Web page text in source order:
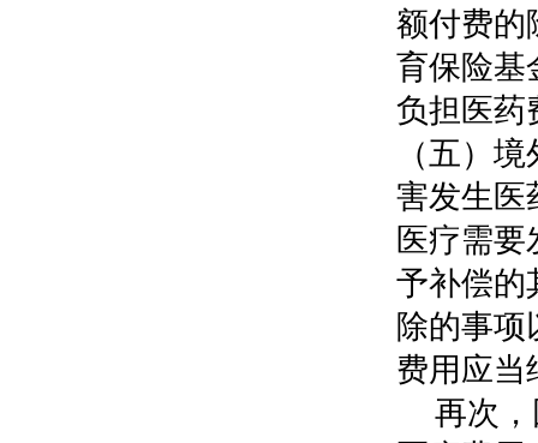
额付费的
育保险基
负担医药
（五）
害发生医
医疗需
予补偿的
除的事
费用应当
再次